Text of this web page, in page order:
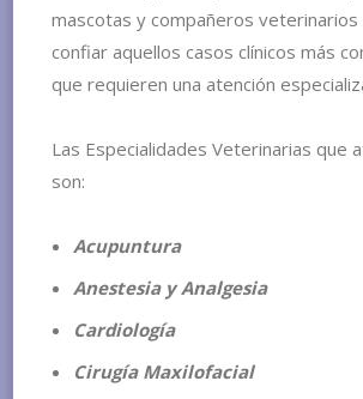
mascotas y compañeros veterinarios
confiar aquellos casos clínicos más
que requieren una atención
Las Especialidades Veterinarias que
son:
Acupuntura
Anestesia y Analgesia
Cardiología
Cirugía Maxilofacial